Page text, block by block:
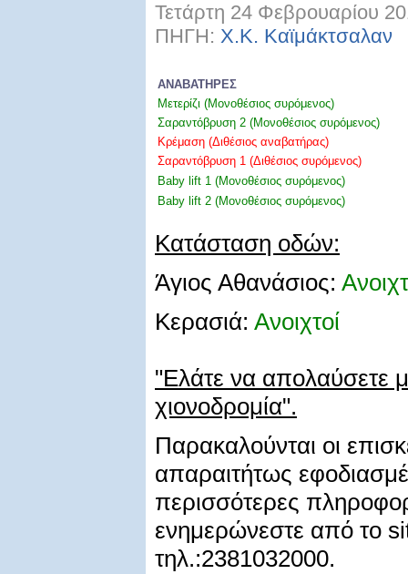
Τετάρτη 24 Φεβρουαρίου
ΠΗΓΗ: Χ.Κ. Καϊμάκτσαλαν
ΑΝΑΒΑΤΗΡΕΣ
Μετερίζι (Μονοθέσιος συρόμενος)
Σαραντόβρυση 2 (Μονοθέσιος συρόμενος)
Κρέμαση (Διθέσιος αναβατήρας)
Σαραντόβρυση 1 (Διθέσιος συρόμενος)
Baby lift 1 (Μονοθέσιος συρόμενος)
Baby lift 2 (Μονοθέσιος συρόμενος)
Κατάσταση οδών:
Άγιος Αθανάσιος:
Κερασιά: Ανοιχτοί
"Ελάτε να απολαύσετε
χιονοδρομία".
Παρακαλούνται οι
απαραιτήτως
περισσότερες
ενημερώνεστε από το
τηλ.:2381032000.